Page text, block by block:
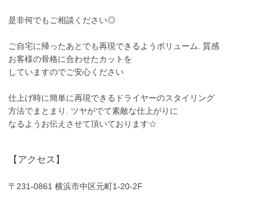
是非何でもご相談ください◎
ご自宅に帰ったあとでも再現できるようボリューム. 質感
お客様の骨格に合わせたカットを
していますのでご安心ください
仕上げ時に簡単に再現できるドライヤーのスタイリング
方法でまとまり. ツヤがでて素敵な仕上がりに
なるようお伝えさせて頂いております☆
【アクセス】
〒231-0861 横浜市中区元町1-20-2F